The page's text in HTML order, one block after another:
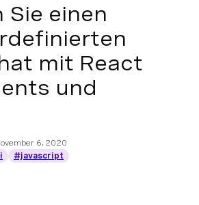
Sie einen
mit React
und
6, 2020
#javascript